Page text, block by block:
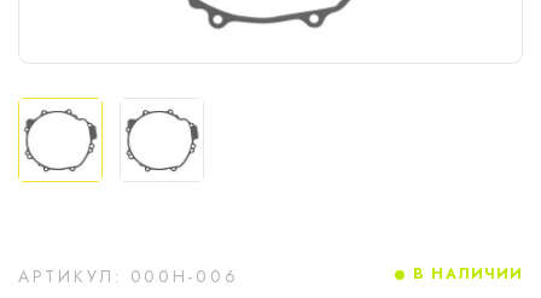
АРТИКУЛ: 000H-006 В НАЛИЧИИ